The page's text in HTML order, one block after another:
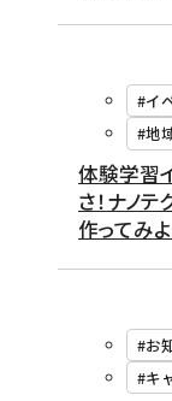
#イ
#地
体験学習
さ！ナノ
作ってみ
#お
#キ